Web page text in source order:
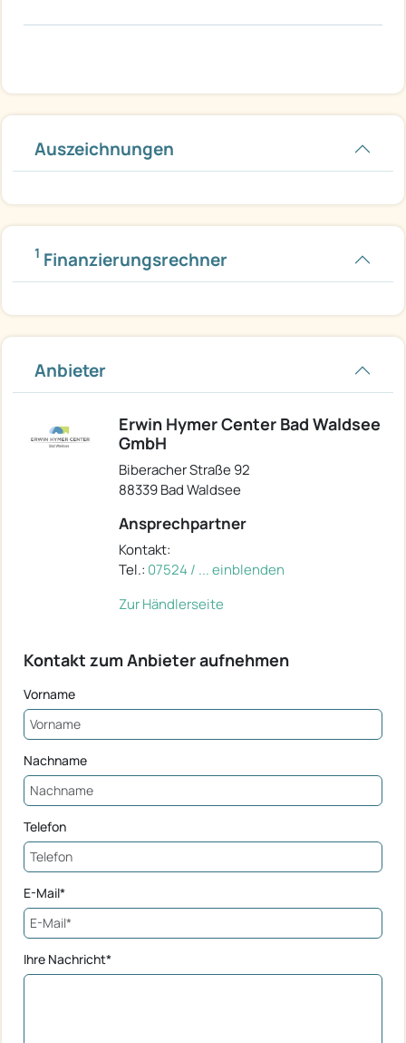
Auszeichnungen
1 Finanzierungsrechner
Anbieter
Erwin Hymer Center Bad Waldsee
GmbH
Biberacher Straße 92
88339 Bad Waldsee
Ansprechpartner
Kontakt:
Tel.: 07524 / ... einblenden
Zur Händlerseite
Kontakt zum Anbieter aufnehmen
Vorname
Nachname
Telefon
E-Mail*
Ihre Nachricht*